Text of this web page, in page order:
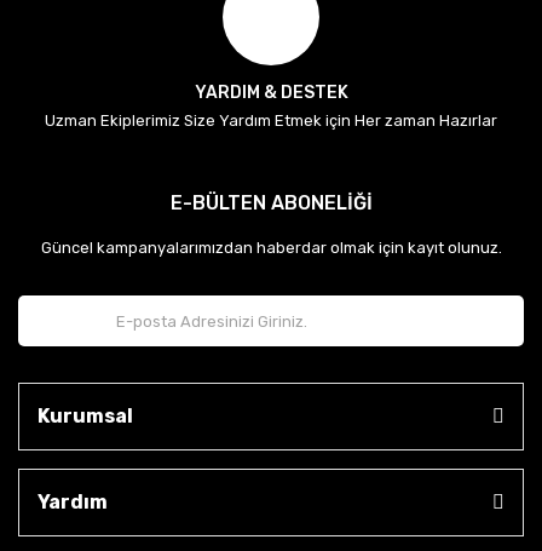
YARDIM & DESTEK
Uzman Ekiplerimiz Size Yardım Etmek için Her zaman Hazırlar
E-BÜLTEN ABONELİĞİ
Güncel kampanyalarımızdan haberdar olmak için kayıt olunuz.
Kurumsal
Yardım